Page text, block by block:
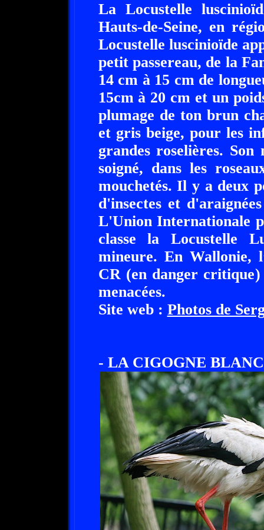
La Locustelle
Hauts-de-Seine, en
Locustelle luscinioïde
petit passereau, de la
14 cm à 15 cm de
15cm à 20 cm et un
plumage de ton brun
et gris beige, pour les
grandes roselières.
soigné, dans les
mouchetés. Il y a deux
d'insectes et
L'Union Internationale
classe la Locustelle
mineure. En Wallonie,
CR (en danger critique)
menacées.
Site web : Photos de
- LA CIGOGNE